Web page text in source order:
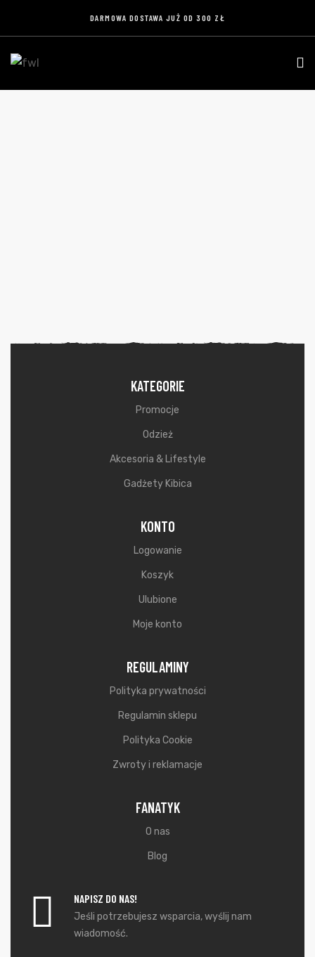
DARMOWA DOSTAWA JUŻ OD 300 ZŁ
KATEGORIE
Promocje
Odzież
Akcesoria & Lifestyle
Gadżety Kibica
KONTO
Logowanie
Koszyk
Ulubione
Moje konto
REGULAMINY
Polityka prywatności
Regulamin sklepu
Polityka Cookie
Zwroty i reklamacje
FANATYK
O nas
Blog
NAPISZ DO NAS!
Jeśli potrzebujesz wsparcia, wyślij nam
wiadomość.